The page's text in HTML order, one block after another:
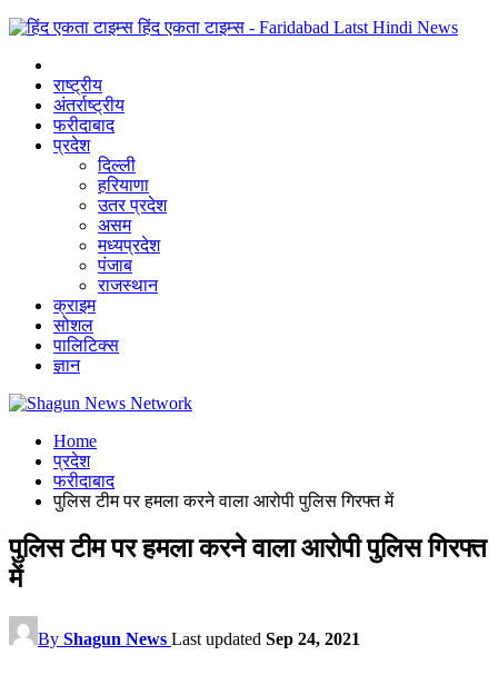
हिंद एकता टाइम्स - Faridabad Latst Hindi News
राष्ट्रीय
अंतर्राष्ट्रीय
फरीदाबाद
प्रदेश
दिल्ली
हरियाणा
उतर प्रदेश
असम
मध्यप्रदेश
पंजाब
राजस्थान
क्राइम
सोशल
पालिटिक्स
ज्ञान
Home
प्रदेश
फरीदाबाद
पुलिस टीम पर हमला करने वाला आरोपी पुलिस गिरफ्त में
पुलिस टीम पर हमला करने वाला आरोपी पुलिस गिरफ्त
में
By Shagun News Last updated Sep 24, 2021